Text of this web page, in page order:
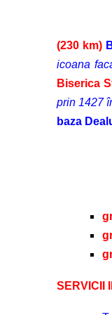
(230 km)
icoana
Biserica
prin 1427
baza
SERVICII